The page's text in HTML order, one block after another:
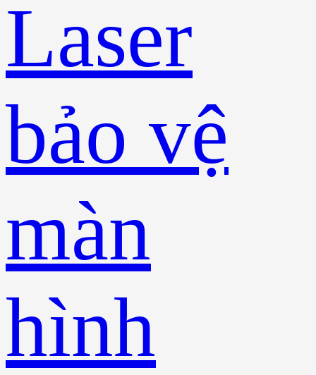
Laser
bảo vệ
màn
hình